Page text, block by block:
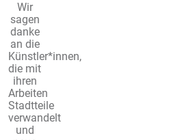
Wir
sagen
danke
an die
Künstler*innen,
die mit
ihren
Arbeiten
Stadtteile
verwandelt
und